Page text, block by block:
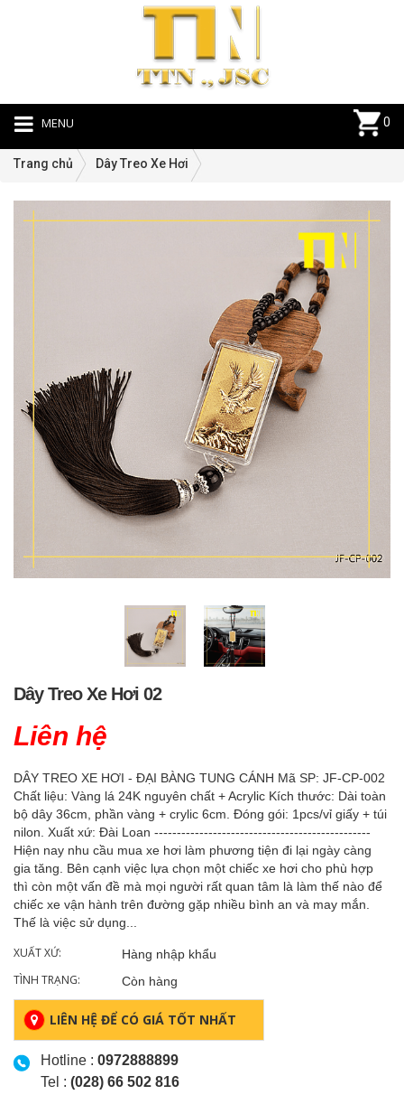
MENU 0
Trang chủ Dây Treo Xe Hơi
Dây Treo Xe Hơi 02
Liên hệ
DÂY TREO XE HƠI - ĐẠI BÀNG TUNG CÁNH Mã SP: JF-CP-002
Chất liệu: Vàng lá 24K nguyên chất + Acrylic Kích thước: Dài toàn
bộ dây 36cm, phần vàng + crylic 6cm. Đóng gói: 1pcs/vỉ giấy + túi
nilon. Xuất xứ: Đài Loan ------------------------------------------------
Hiện nay nhu cầu mua xe hơi làm phương tiện đi lại ngày càng
gia tăng. Bên cạnh việc lựa chọn một chiếc xe hơi cho phù hợp
thì còn một vấn đề mà mọi người rất quan tâm là làm thế nào để
chiếc xe vận hành trên đường gặp nhiều bình an và may mắn.
Thế là việc sử dụng...
XUẤT XỨ: Hàng nhập khẩu
TÌNH TRẠNG: Còn hàng
LIÊN HỆ ĐỂ CÓ GIÁ TỐT NHẤT
Hotline : 0972888899
Tel : (028) 66 502 816